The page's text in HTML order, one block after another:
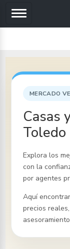
MERCADO
Casas
Toledo
Explora los
con la
por agentes
Aquí
precios